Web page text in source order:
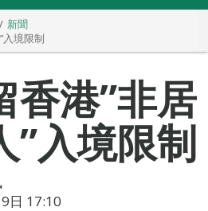
新聞
入境限制
香港”非居
”入境限制
日 17:10